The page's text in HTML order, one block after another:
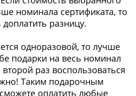
номинала сертификата, то
разницу.
одноразовой, то лучше
подарки на весь номинал
раз воспользоваться
Таким подарочным
оплатить любые